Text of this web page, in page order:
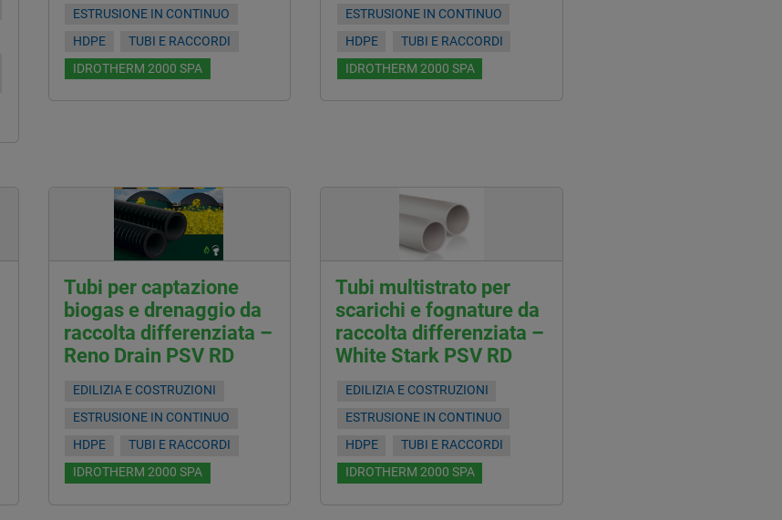
ESTRUSIONE IN CONTINUO
HDPE
TUBI E RACCORDI
IDROTHERM 2000 SPA
ESTRUSIONE IN CONTINUO
HDPE
TUBI E RACCORDI
IDROTHERM 2000 SPA
Tubi per captazione
biogas e drenaggio da
raccolta differenziata –
Reno Drain PSV RD
EDILIZIA E COSTRUZIONI
ESTRUSIONE IN CONTINUO
HDPE
TUBI E RACCORDI
IDROTHERM 2000 SPA
Tubi multistrato per
scarichi e fognature da
raccolta differenziata –
White Stark PSV RD
EDILIZIA E COSTRUZIONI
ESTRUSIONE IN CONTINUO
HDPE
TUBI E RACCORDI
IDROTHERM 2000 SPA